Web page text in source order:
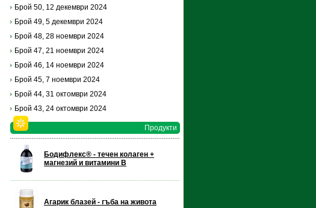
Брой 50, 12 декември 2024
Брой 49, 5 декември 2024
Брой 48, 28 ноември 2024
Брой 47, 21 ноември 2024
Брой 46, 14 ноември 2024
Брой 45, 7 ноември 2024
Брой 44, 31 октомври 2024
Брой 43, 24 октомври 2024
Продукти
Бодифлекс® - течен колаген +
магнезий и витамини В
Агарик блазей - гъба на живота